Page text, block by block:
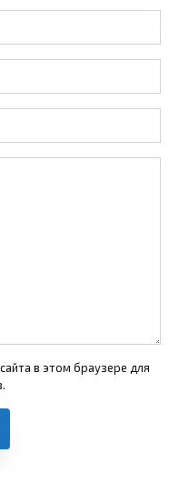
в этом браузере для